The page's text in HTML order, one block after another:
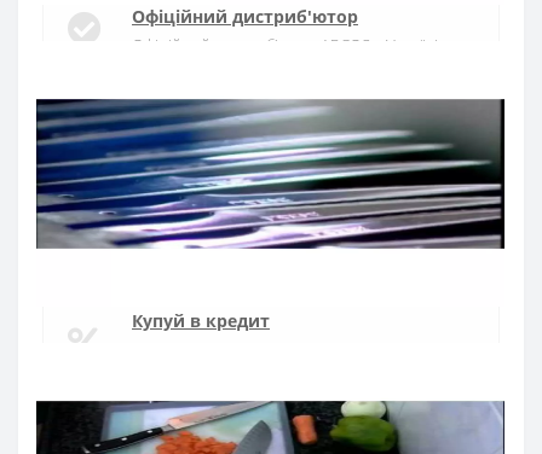
Офіційний дистриб'ютор
Офіційний дистриб'ютор ARCOS в Україні
Швидка доставка
Доставка протягом 1-3 днів по Україні
Гарантія якості
10 років гарантія на ножі
Купуй в кредит